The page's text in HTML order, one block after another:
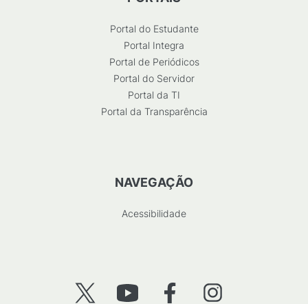
Portal do Estudante
Portal Integra
Portal de Periódicos
Portal do Servidor
Portal da TI
Portal da Transparência
NAVEGAÇÃO
Acessibilidade